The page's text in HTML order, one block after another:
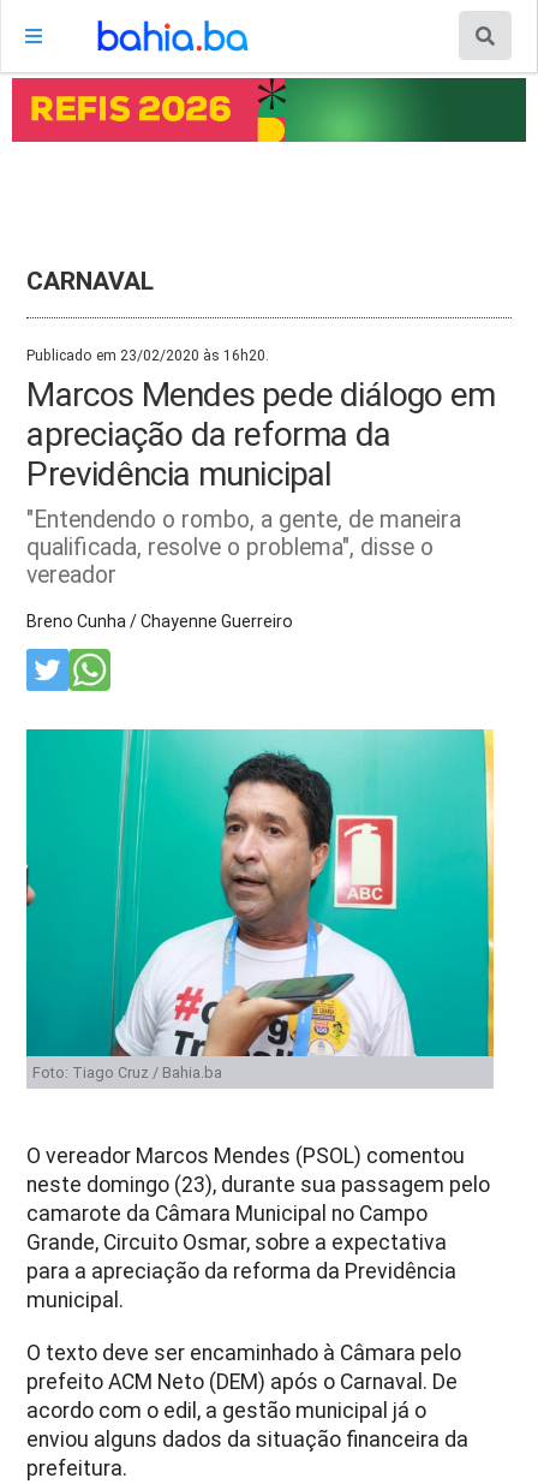
CARNAVAL
Publicado em 23/02/2020 às 16h20.
Marcos Mendes pede diálogo em
apreciação da reforma da
Previdência municipal
"Entendendo o rombo, a gente, de maneira
qualificada, resolve o problema", disse o
vereador
Breno Cunha / Chayenne Guerreiro
Foto: Tiago Cruz / Bahia.ba
O vereador Marcos Mendes (PSOL) comentou
neste domingo (23), durante sua passagem pelo
camarote da Câmara Municipal no Campo
Grande, Circuito Osmar, sobre a expectativa
para a apreciação da reforma da Previdência
municipal.
O texto deve ser encaminhado à Câmara pelo
prefeito ACM Neto (DEM) após o Carnaval. De
acordo com o edil, a gestão municipal já o
enviou alguns dados da situação financeira da
prefeitura.